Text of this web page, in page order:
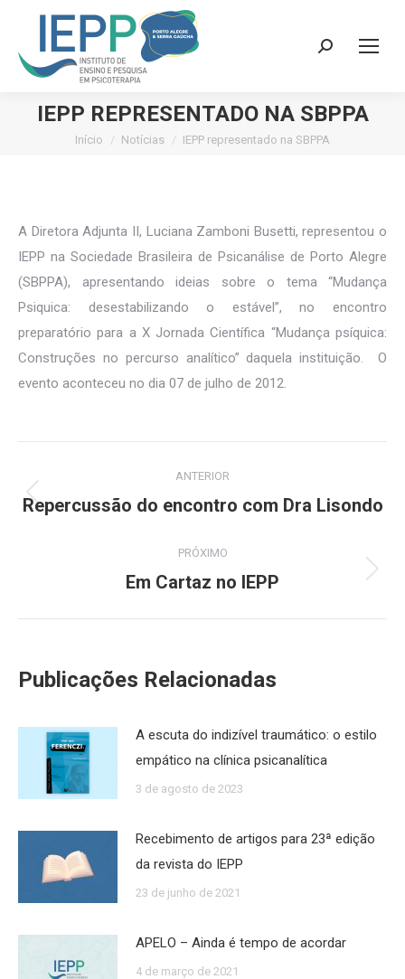
Search:
IEPP REPRESENTADO NA SBPPA
Você está aqui:
Início Notícias IEPP representado na SBPPA
A Diretora Adjunta II, Luciana Zamboni Busetti, representou o
IEPP na Sociedade Brasileira de Psicanálise de Porto Alegre
(SBPPA), apresentando ideias sobre o tema “Mudança
Psiquica: desestabilizando o estável”, no encontro
preparatório para a X Jornada Científica “Mudança psíquica:
Construções no percurso analítico” daquela instituição. O
evento aconteceu no dia 07 de julho de 2012.
de
ANTERIOR
Post
Repercussão do encontro com Dra Lisondo
PRÓXIMO
Próximo
Em Cartaz no IEPP
Publicações Relacionadas
A escuta do indizível traumático: o estilo
empático na clínica psicanalítica
3 de agosto de 2023
Recebimento de artigos para 23ª edição
da revista do IEPP
23 de junho de 2021
APELO – Ainda é tempo de acordar
4 de março de 2021